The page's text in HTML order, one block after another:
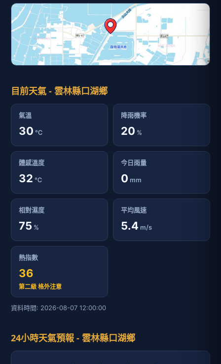
目前天氣 - 雲林縣口湖鄉
氣溫
30 ℃
降雨機率
20 %
體感溫度
32 ℃
今日雨量
0 mm
相對濕度
75 %
平均風速
5.4 m/s
熱指數
36
第二級 格外注意
資料時間: 2026-08-07 12:00:00
24小時天氣預報 - 雲林縣口湖鄉